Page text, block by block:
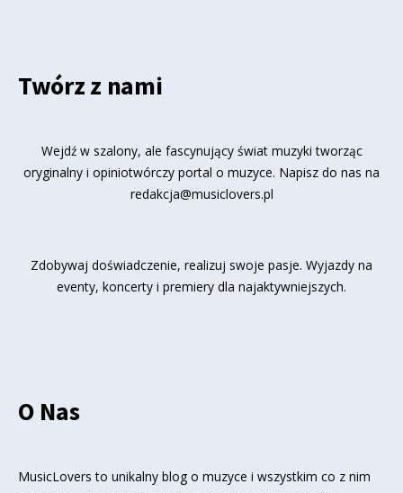
Twórz z nami
Wejdź w szalony, ale fascynujący świat muzyki tworząc
oryginalny i opiniotwórczy portal o muzyce. Napisz do nas na
redakcja@musiclovers.pl
Zdobywaj doświadczenie, realizuj swoje pasje. Wyjazdy na
eventy, koncerty i premiery dla najaktywniejszych.
O Nas
MusicLovers to unikalny blog o muzyce i wszystkim co z nim